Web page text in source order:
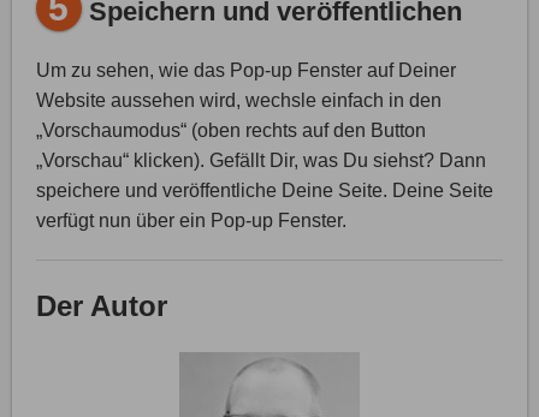
Speichern und veröffentlichen
Um zu sehen, wie das Pop-up Fenster auf Deiner
Website aussehen wird, wechsle einfach in den
„Vorschaumodus“ (oben rechts auf den Button
„Vorschau“ klicken). Gefällt Dir, was Du siehst? Dann
speichere und veröffentliche Deine Seite. Deine Seite
verfügt nun über ein Pop-up Fenster.
Der Autor